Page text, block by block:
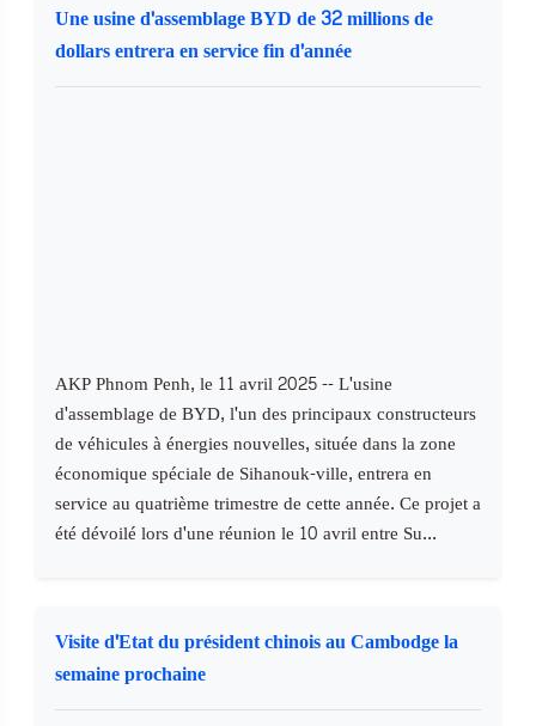
Une usine d'assemblage BYD de 32 millions de
dollars entrera en service fin d'année
AKP Phnom Penh, le 11 avril 2025 -- L'usine
d'assemblage de BYD, l'un des principaux constructeurs
de véhicules à énergies nouvelles, située dans la zone
économique spéciale de Sihanouk-ville, entrera en
service au quatrième trimestre de cette année. Ce projet a
été dévoilé lors d'une réunion le 10 avril entre Su...
Visite d'Etat du président chinois au Cambodge la
semaine prochaine